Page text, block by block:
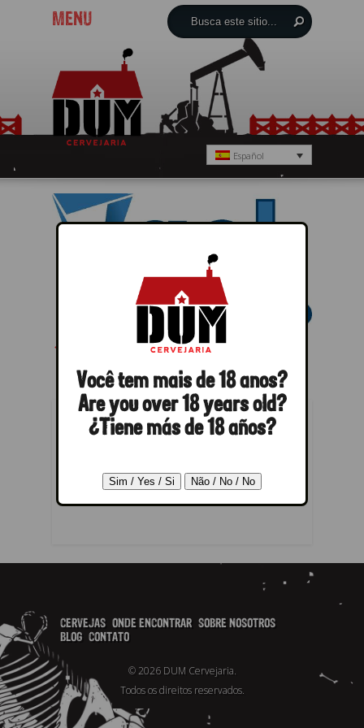
MENU
Español
← Anterior Próximo →
Lo siento, debes estarconectado
para publicar un comentario.
CERVEJAS ONDE ENCONTRAR
SOBRE NOSOTROS
BLOG
CONTATO
© 2026 DUM Cervejaria.
Todos os direitos reservados.
Você tem mais de 18 anos?
Are you over 18 years old?
¿Tiene más de 18 años?